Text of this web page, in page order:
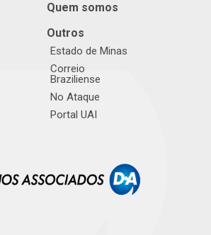
Quem somos
Outros
Estado de Minas
Correio
Braziliense
No Ataque
Portal UAI